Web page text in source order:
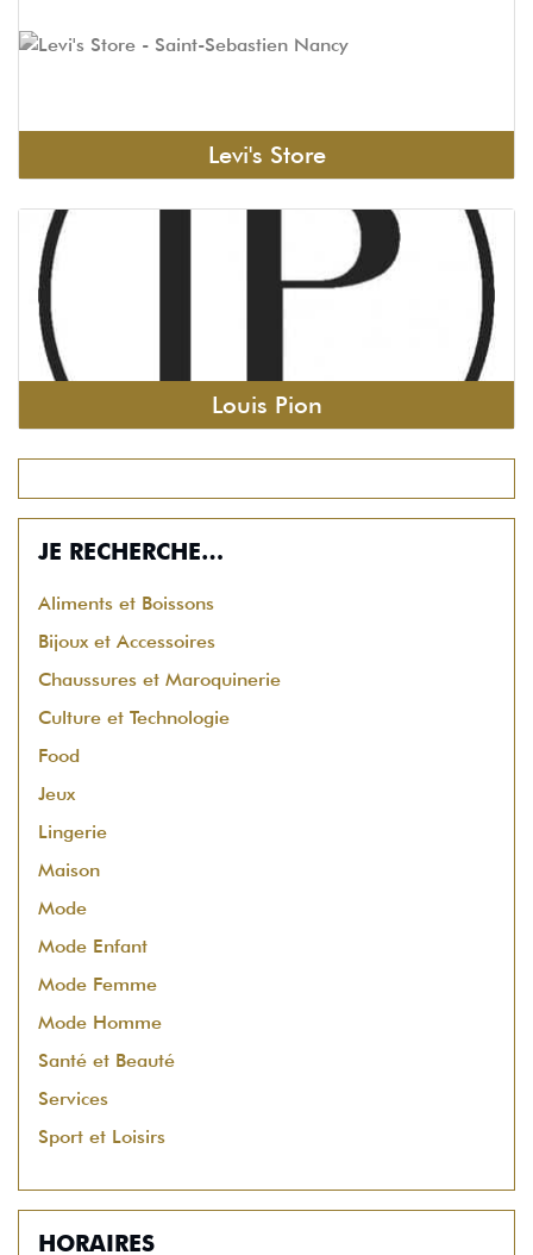
Levi's Store
Louis Pion
JE RECHERCHE…
Aliments et Boissons
Bijoux et Accessoires
Chaussures et Maroquinerie
Culture et Technologie
Food
Jeux
Lingerie
Maison
Mode
Mode Enfant
Mode Femme
Mode Homme
Santé et Beauté
Services
Sport et Loisirs
HORAIRES